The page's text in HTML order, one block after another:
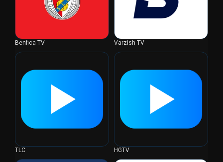
Benfica TV Varzish TV
TLC HGTV